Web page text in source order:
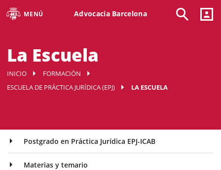
MENÚ Advocacia Barcelona
La Escuela
INICIO
FORMACIÓN
ESCUELA DE PRÁCTICA JURÍDICA (EPJ)
LA ESCUELA
Postgrado en Práctica Jurídica EPJ-ICAB
Materias y temario